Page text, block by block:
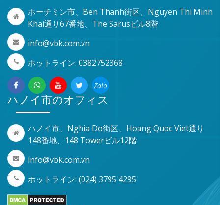
ホーチミン市、Ben Thanh街区、Nguyen Thi Minh
Khai通り67番地、The Sarusビル8階
info@vbk.com.vn
ホットライン: 0382752368
Zalo
ハノイ市のオフィス
ハノイ市、Nghia Do街区、Hoang Quoc Viet通り
148番地、148 Towerビル12階
info@vbk.com.vn
ホットライン: (024) 3795 4295